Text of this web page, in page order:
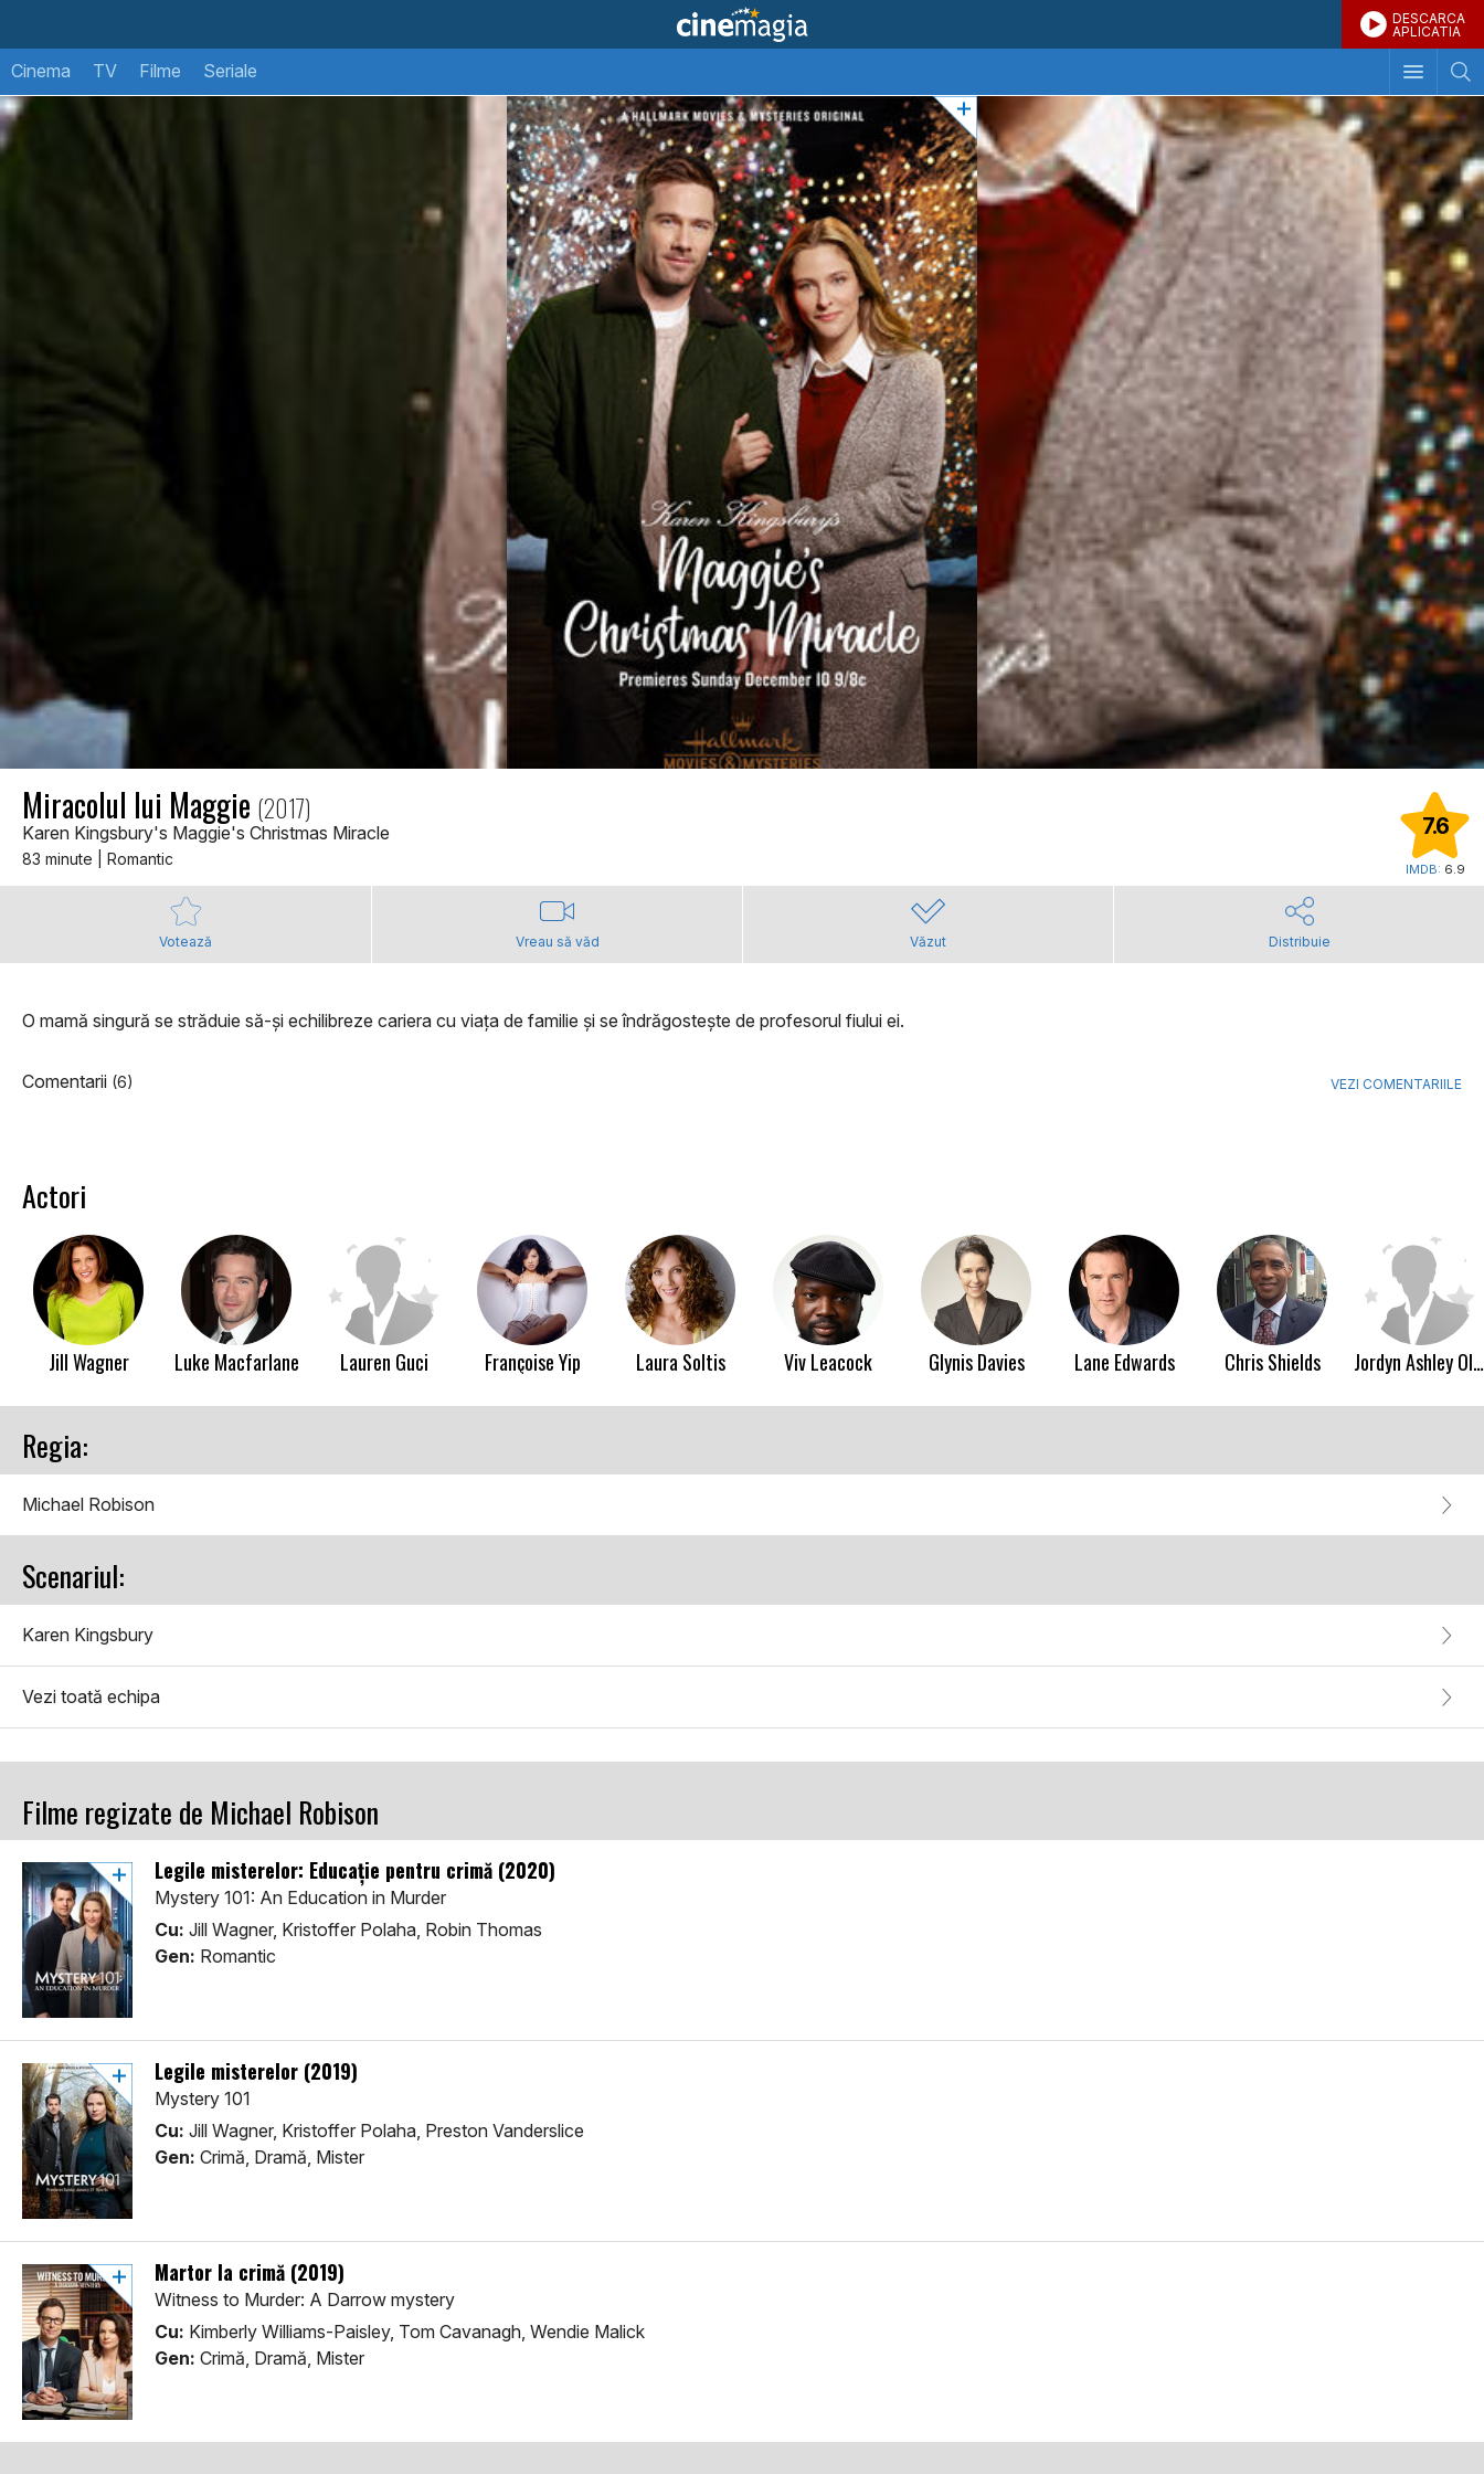
DESCARCA
APLICATIA
Cinema TV Filme Seriale
Miracolul lui Maggie (2017)
Karen Kingsbury's Maggie's Christmas Miracle
83 minute | Romantic
7.6
IMDB: 6.9
Votează Vreau să văd Văzut Distribuie
O mamă singură se străduie să-şi echilibreze cariera cu viaţa de familie şi se îndrăgosteşte de profesorul fiului ei.
Comentarii (6) VEZI COMENTARIILE
Actori
Jill Wagner Luke Macfarlane Lauren Guci Françoise Yip Laura Soltis Viv Leacock Glynis Davies Lane Edwards Chris Shields Jordyn Ashley Olson
Regia:
Michael Robison
Scenariul:
Karen Kingsbury
Vezi toată echipa
Filme regizate de Michael Robison
Legile misterelor: Educaţie pentru crimă (2020)
Mystery 101: An Education in Murder
Cu: Jill Wagner, Kristoffer Polaha, Robin Thomas
Gen: Romantic
Legile misterelor (2019)
Mystery 101
Cu: Jill Wagner, Kristoffer Polaha, Preston Vanderslice
Gen: Crimă, Dramă, Mister
Martor la crimă (2019)
Witness to Murder: A Darrow mystery
Cu: Kimberly Williams-Paisley, Tom Cavanagh, Wendie Malick
Gen: Crimă, Dramă, Mister